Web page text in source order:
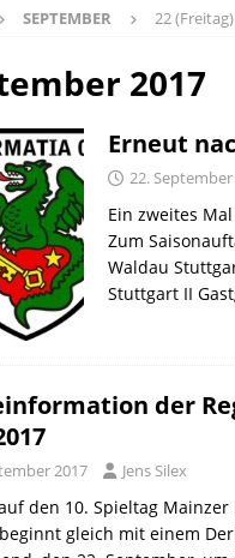
SEPTEMBER 22 (Freitag)
2017
Erneut
22.
Ein zweites
Zum
Waldau
Stuttgart II
der
2017 Jens Silex
den 10. Spieltag
gleich mit einem